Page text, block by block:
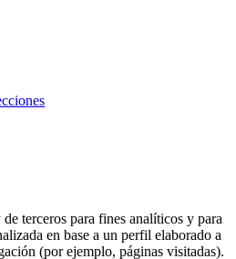
terceros para fines analíticos y para
en base a un perfil elaborado a
(por ejemplo, páginas visitadas).